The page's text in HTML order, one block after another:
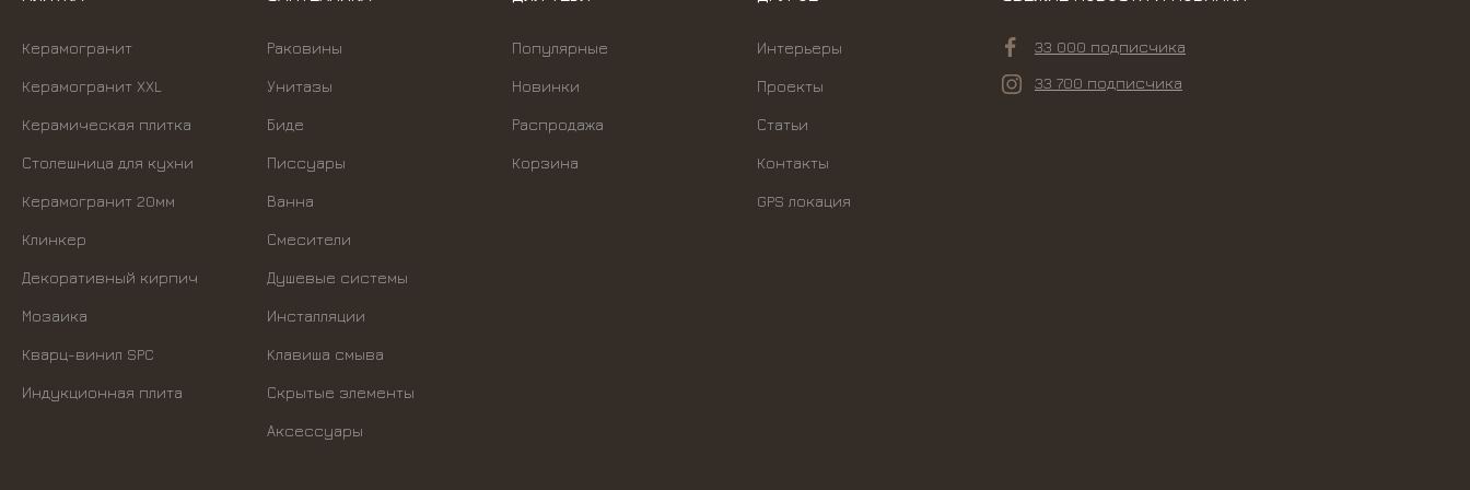
Керамогранит
Керамогранит XXL
Керамическая плитка
Столешница для кухни
Керамогранит 20мм
Клинкер
Декоративный кирпич
Мозаика
Кварц-винил SPC
Индукционная плита
Раковины
Унитазы
Биде
Писсуары
Ванна
Смесители
Душевые системы
Инсталляции
Kлавиша смыва
Скрытые элементы
Аксессуары
Популярные
Новинки
Распродажа
Корзина
Интерьеры
Проекты
Статьи
Контакты
GPS локация
33 000 подписчика
33 700 подписчика